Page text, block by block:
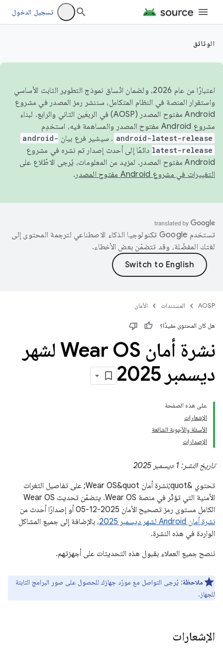
تسجيل الدخول
الوثائق
اعتبارًا من عام 2026، ولضمان اتّساق نموذج التطوير الثابت الأساسي
واستقرار المنصة في النظام المتكامل، سننشر رمز المصدر في مشروع
Android مفتوح المصدر (AOSP) في الربعَين الثاني والرابع. لبناء
مشروع Android مفتوح المصدر والمساهمة فيه، استخدِم
android-latest-release . سيشير فرع بيان android-
latest-release دائمًا إلى أحدث إصدار تم نشره في مشروع
Android مفتوح المصدر. لمزيد من المعلومات، يُرجى الاطّلاع على
التغييرات في مشروع Android مفتوح المصدر
.
تستخدم Google تكنولوجيا الذكاء الاصطناعي لترجمة المحتوى إلى
لغتك المفضّلة، وقد تتضمّن بعض الأخطاء.
AOSP المستندات الأمان
هل كان المحتوى مفيدًا؟
نشرة أمان Wear OS لشهر
ديسمبر 2025
على هذه الصفحة
الإشعارات
الأسئلة والأجوبة الشائعة
الإصدارات
تاريخ النشر: 1 ديسمبر 2025
تحتوي &quot;نشرة أمان Wear OS&quot; على تفاصيل الثغرات
الأمنية التي تؤثّر في منصة Wear OS. يتضمّن تحديث Wear OS
الكامل مستوى رمز تصحيح الأمان 2025-12-05 أو إصدارًا أحدث من
نشرة أمان Android لشهر ديسمبر 2025
، بالإضافة إلى جميع المشاكل
الواردة في هذه النشرة.
ننصح جميع العملاء بقبول هذه التحديثات على أجهزتهم.
ملاحظة: يُرجى التواصل مع مورّد جهازك للحصول على صور البرامج الثابتة
للجهاز.
الإشعارات